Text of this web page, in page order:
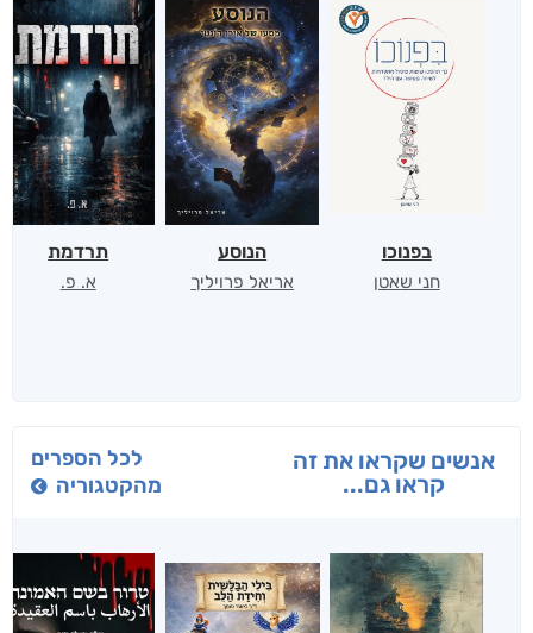
בפנוכו
חני שאטן
הנוסע
אריאל פרויליך
תרדמת
א. פ.
אנשים שקראו את זה
קראו גם...
לכל הספרים
מהקטגוריה